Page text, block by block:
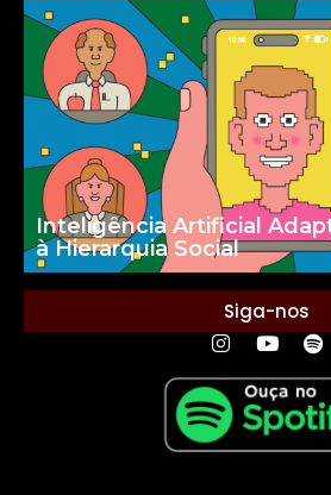
Inteligência Artificial
à Hierarquia Social
Siga-nos